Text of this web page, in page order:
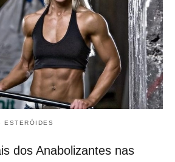
ESTERÓIDES
dos Anabolizantes nas